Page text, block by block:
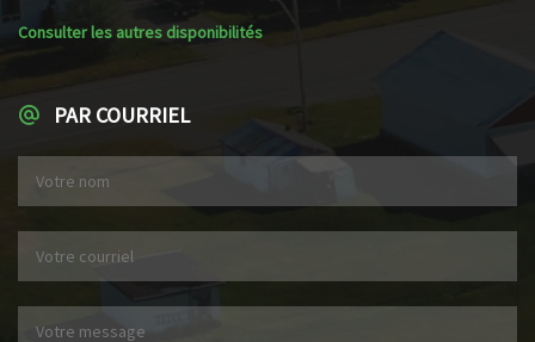
Consulter les autres disponibilités
PAR COURRIEL